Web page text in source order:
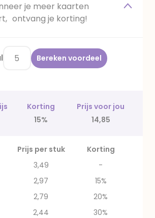
je meer kaarten
ontvang je korting!
Bereken voordeel
Korting
Prijs voor jou
15% 14,85
Prijs per stuk
Korting
3,49
-
2,97
15%
2,79
20%
2,44
30%